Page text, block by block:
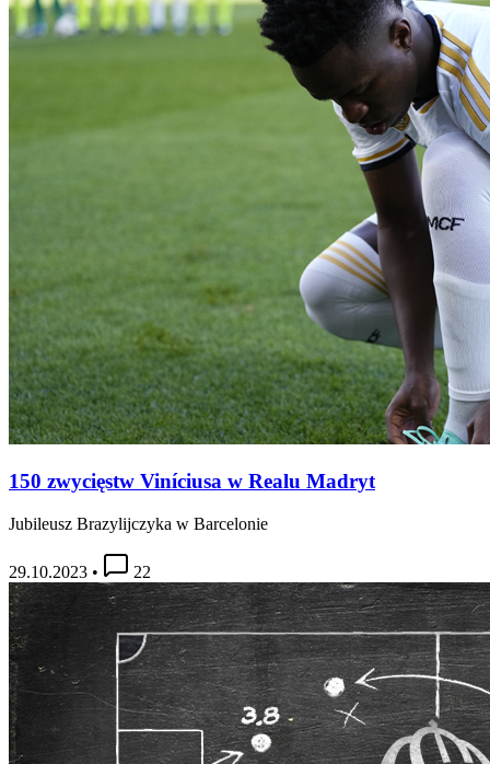
150 zwycięstw Viníciusa w Realu Madryt
Jubileusz Brazylijczyka w Barcelonie
29.10.2023 • 22